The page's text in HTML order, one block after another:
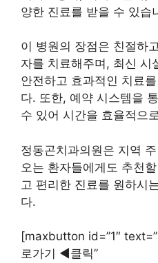
양한 진료를 받을 수 있습
이 병원의 장점은 친절하
자를 치료해주며, 최신 시
안전하고 효과적인 치료
다. 또한, 예약 시스템을
수 있어 시간을 효율적으
정동곤치과의원은 지역
오는 환자들에게도 추천
고 편리한 진료를 원하시
다.
[maxbutton id=”1″
로가기 ◀︎클릭”